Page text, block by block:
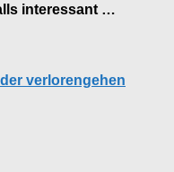
interessant …
verlorengehen